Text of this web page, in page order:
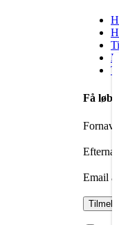
Få
Fornavn
Email